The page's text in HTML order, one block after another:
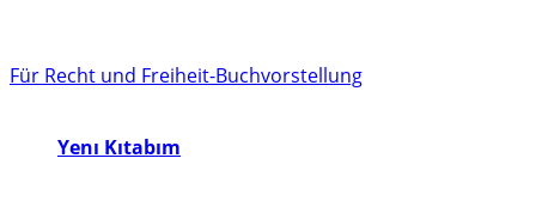
Für Recht und Freiheit-Buchvorstellung
Yenı Kıtabım